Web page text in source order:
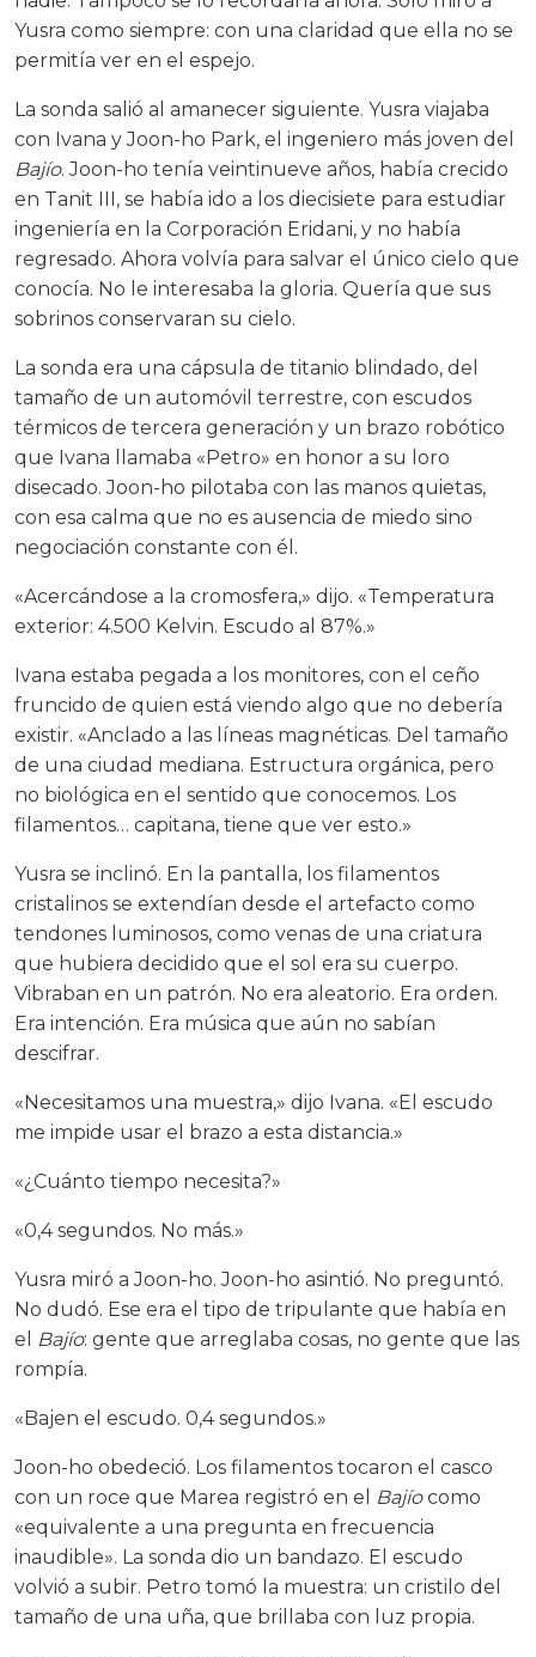
Yusra como siempre: con una claridad que ella no se
permitía ver en el espejo.
La sonda salió al amanecer siguiente. Yusra viajaba
con Ivana y Joon-ho Park, el ingeniero más joven del
Bajío. Joon-ho tenía veintinueve años, había crecido
en Tanit III, se había ido a los diecisiete para estudiar
ingeniería en la Corporación Eridani, y no había
regresado. Ahora volvía para salvar el único cielo que
conocía. No le interesaba la gloria. Quería que sus
sobrinos conservaran su cielo.
La sonda era una cápsula de titanio blindado, del
tamaño de un automóvil terrestre, con escudos
térmicos de tercera generación y un brazo robótico
que Ivana llamaba «Petro» en honor a su loro
disecado. Joon-ho pilotaba con las manos quietas,
con esa calma que no es ausencia de miedo sino
negociación constante con él.
«Acercándose a la cromosfera,» dijo. «Temperatura
exterior: 4.500 Kelvin. Escudo al 87%.»
Ivana estaba pegada a los monitores, con el ceño
fruncido de quien está viendo algo que no debería
existir. «Anclado a las líneas magnéticas. Del tamaño
de una ciudad mediana. Estructura orgánica, pero
no biológica en el sentido que conocemos. Los
filamentos… capitana, tiene que ver esto.»
Yusra se inclinó. En la pantalla, los filamentos
cristalinos se extendían desde el artefacto como
tendones luminosos, como venas de una criatura
que hubiera decidido que el sol era su cuerpo.
Vibraban en un patrón. No era aleatorio. Era orden.
Era intención. Era música que aún no sabían
descifrar.
«Necesitamos una muestra,» dijo Ivana. «El escudo
me impide usar el brazo a esta distancia.»
«¿Cuánto tiempo necesita?»
«0,4 segundos. No más.»
Yusra miró a Joon-ho. Joon-ho asintió. No preguntó.
No dudó. Ese era el tipo de tripulante que había en
el
Bajío: gente que arreglaba cosas, no gente que las
rompía.
«Bajen el escudo. 0,4 segundos.»
Joon-ho obedeció. Los filamentos tocaron el casco
con un roce que Marea registró en el
Bajíocomo
«equivalente a una pregunta en frecuencia
inaudible». La sonda dio un bandazo. El escudo
volvió a subir. Petro tomó la muestra: un cristilo del
tamaño de una uña, que brillaba con luz propia.